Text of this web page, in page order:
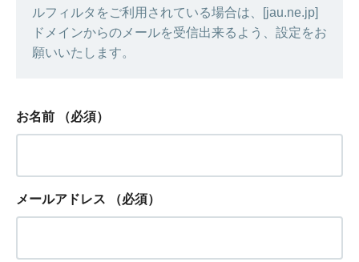
ルフィルタをご利用されている場合は、[jau.ne.jp]
ドメインからのメールを受信出来るよう、設定をお
願いいたします。
お名前 （必須）
メールアドレス （必須）